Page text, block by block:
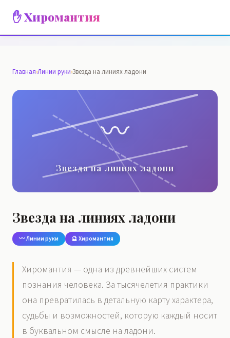
✋ Хиромантия
Главная›Линии руки›Звезда на линиях ладони
〰️
Звезда на линиях ладони
Звезда на линиях ладони
〰️ Линии руки 🔮 Хиромантия
Хиромантия — одна из древнейших систем
познания человека. За тысячелетия практики
она превратилась в детальную карту характера,
судьбы и возможностей, которую каждый носит
в буквальном смысле на ладони.